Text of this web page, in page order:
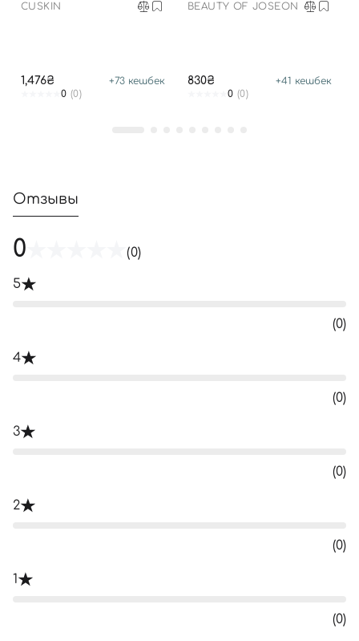
CUSKIN
1,476₴ +73 кешбек
0 (0)
BEAUTY OF JOSEON
830₴ +41 кешбек
0 (0)
Отзывы
0 (0)
5
(0)
4
(0)
3
(0)
2
(0)
1
(0)